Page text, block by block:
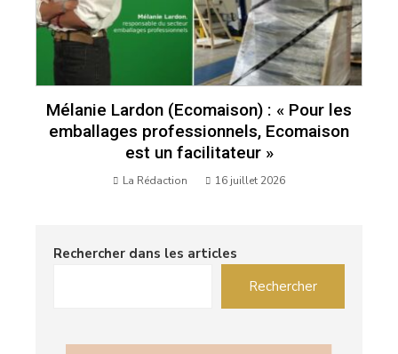
Mélanie Lardon (Ecomaison) : « Pour les
emballages professionnels, Ecomaison
est un facilitateur »
La Rédaction 16 juillet 2026
Rechercher dans les articles
Rechercher